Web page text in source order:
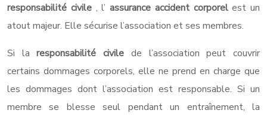
responsabilité civile , l’ assurance accident corporelest un
atout majeur. Elle sécurise l’association et ses membres.
Si laresponsabilité civile de l’association peut couvrir
certains dommages corporels, elle ne prend en charge que
les dommages dont l’association est responsable. Si un
membre se blesse seul pendant un entraînement, la